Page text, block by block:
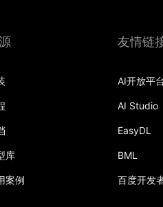
库
案例
友情链
AI开放平
AI Studio
EasyDL
BML
百度开发